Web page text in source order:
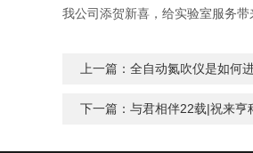
我公司添贺新喜，给实验室服务
上一篇： 全自动氮吹仪是如何
下一篇： 与君相伴22载|祝来亨